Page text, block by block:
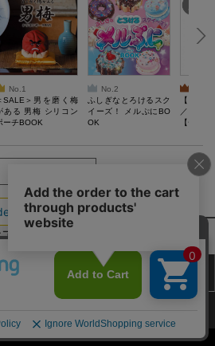
No.1
SALE＞男を磨く梅
ある 男梅 シリコン
ーチBOOK
No.2
ふしぎなとろけるスク
イーズ！ メルぷにBO
OK
【
／Lサイ
【一般
ウェア
ク・ロ
カウントー覧
公式通販ご利用ガイド
All Rights Reserved.